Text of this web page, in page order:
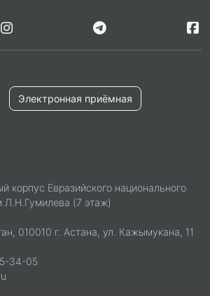
Электронная приёмная
корпус Евразийского национального
Л.Н.Гумилева (7 этаж)
010010 г. Астана, ул. Кажымукана, 11
34-05